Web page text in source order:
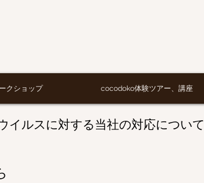
クショップ cocodoko体験ツアー、講座
イルスに対する当社の対応について